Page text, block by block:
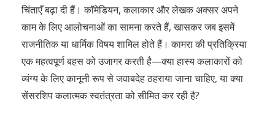
चिंताएँ बढ़ा दी हैं। कॉमेडियन, कलाकार और लेखक अक्सर अपने
काम के लिए आलोचनाओं का सामना करते हैं, खासकर जब इसमें
राजनीतिक या धार्मिक विषय शामिल होते हैं। कामरा की प्रतिक्रिया
एक महत्वपूर्ण बहस को उजागर करती है—क्या हास्य कलाकारों को
व्यंग्य के लिए कानूनी रूप से जवाबदेह ठहराया जाना चाहिए, या क्या
सेंसरशिप कलात्मक स्वतंत्रता को सीमित कर रही है?